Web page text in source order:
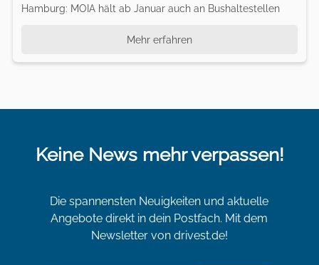
Hamburg: MOIA hält ab Januar auch an Bushaltestellen
Mehr erfahren
Keine News mehr verpassen!
Die spannensten Neuigkeiten und aktuelle
Angebote direkt in dein Postfach. Mit dem
Newsletter von drivest.de!